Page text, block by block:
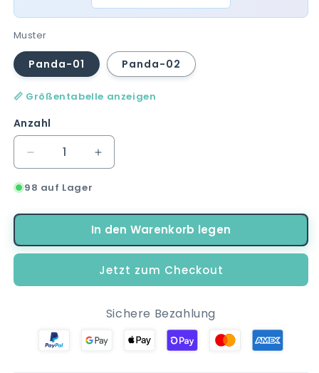
Muster
Panda-01 Panda-02
📏 Größentabelle anzeigen
Anzahl
Verringere
die
Menge
Anti
Panda
Geschenkidee
Erhöhe
die
Anti
Stress
Panda
Kaffeetasse
Teetasse
Geschenkidee
ml
98 auf Lager
In den Warenkorb legen
Jetzt zum Checkout
Sichere Bezahlung